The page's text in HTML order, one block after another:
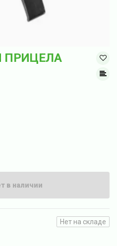
ПРИЦЕЛА
в наличии
Нет на складе